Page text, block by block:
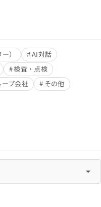
）
AI対話
検査・点検
ープ会社
その他